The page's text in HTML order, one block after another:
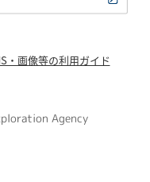
・画像等の利用ガイド
Agency